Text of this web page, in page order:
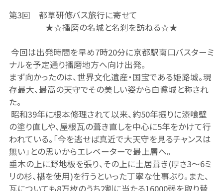
第3回 都草研修バス旅行に寄せて
★☆播磨の名城と名刹を訪ねる☆★
今回は出発時間を早め7時20分に京都駅南口バスターミ
ナルを予定通り播磨地方へ向け出発。
まず向かったのは、世界文化遺産・国宝である姫路城。現
存最大、最高の天守でその美しい姿から白鷺城と称され
た。
昭和39年に根本修理されて以来、約50年振りに漆喰壁
の塗り直しや、屋根瓦の葺き直しを中心に5年をかけて行
われている。「今を逃せば真近で大天守を見るチャンスは
無い」との思いからエレベーターで最上層へ。
垂木の上に野地板を張り、その上に土居葺き(厚さ3～6ミ
リの杉、椹を使用)を行うといった丁寧な仕事ぶり。また、
瓦についても8万枚のうち2割に当たる16000弱を取り替